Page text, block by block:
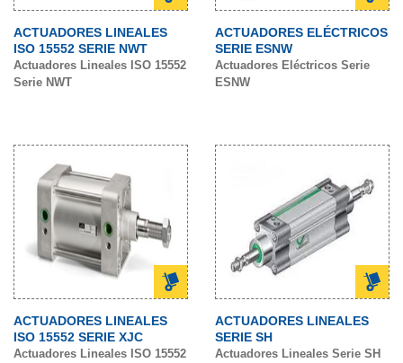
ACTUADORES LINEALES
ISO 15552 SERIE NWT
Actuadores Lineales ISO 15552
Serie NWT
ACTUADORES ELÉCTRICOS
SERIE ESNW
Actuadores Eléctricos Serie
ESNW
ACTUADORES LINEALES
ISO 15552 SERIE XJC
Actuadores Lineales ISO 15552
ACTUADORES LINEALES
SERIE SH
Actuadores Lineales Serie SH